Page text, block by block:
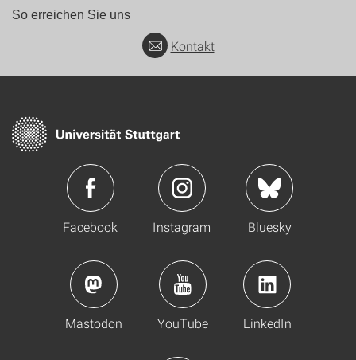
So erreichen Sie uns
Kontakt
Facebook Instagram Bluesky
Mastodon YouTube LinkedIn